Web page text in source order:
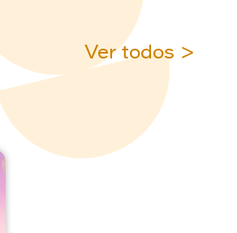
Ver todos >